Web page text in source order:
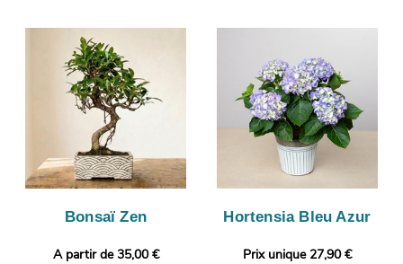
Bonsaï Zen
A partir de 35,00 €
Hortensia Bleu Azur
Prix unique 27,90 €